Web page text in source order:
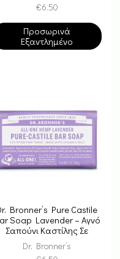
€6.50
Προσωρινά
Εξαντλημένο
Bronner’s Pure Castile
Soap Lavender – Αγνό
Σαπούνι Καστίλης Σε
Μπάρα
Dr. Bronner’s